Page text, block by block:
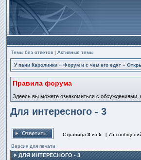
Темы без ответов | Активные темы
У пани Каролинки » Форум и с чем его едят »
Правила форума
Здеесь вы можете ознакомиться с обсуждениями,
Для интересного - 3
Страница 3 из 5 [ 75
Версия для печати
ДЛЯ ИНТЕРЕСНОГО - 3